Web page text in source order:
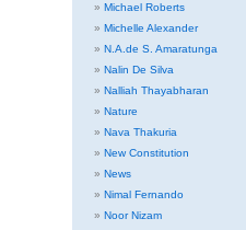
Michael Roberts
Michelle Alexander
N.A.de S. Amaratunga
Nalin De Silva
Nalliah Thayabharan
Nature
Nava Thakuria
New Constitution
News
Nimal Fernando
Noor Nizam